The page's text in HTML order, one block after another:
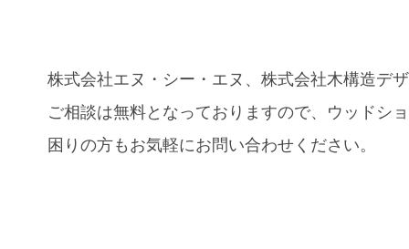
株式会社エヌ・シー・エヌ、株式会社木構造デ
ご相談は無料となっておりますので、ウッドシ
困りの方もお気軽にお問い合わせください。